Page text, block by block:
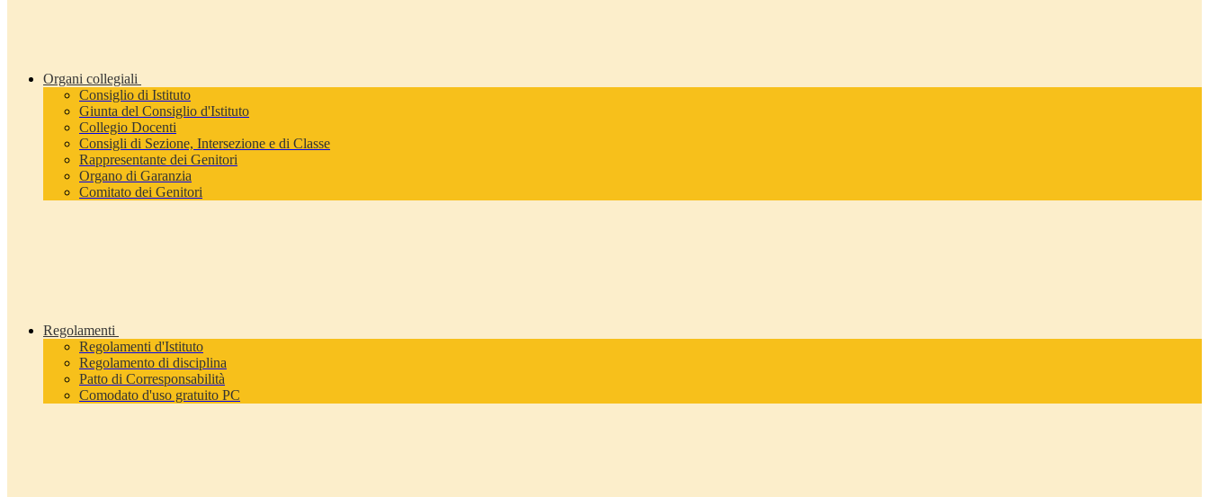
Organi collegiali
Consiglio di Istituto
Giunta del Consiglio d'Istituto
Collegio Docenti
Consigli di Sezione, Intersezione e di Classe
Rappresentante dei Genitori
Organo di Garanzia
Comitato dei Genitori
Regolamenti
Regolamenti d'Istituto
Regolamento di disciplina
Patto di Corresponsabilità
Comodato d'uso gratuito PC